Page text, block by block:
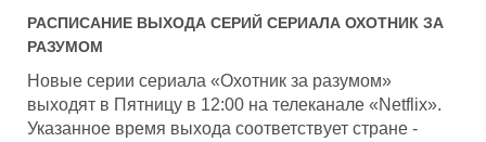
РАСПИСАНИЕ ВЫХОДА СЕРИЙ СЕРИАЛА ОХОТНИК ЗА
РАЗУМОМ
Новые серии сериала «Охотник за разумом»
выходят в Пятницу в 12:00 на телеканале «Netflix».
Указанное время выхода соответствует стране -